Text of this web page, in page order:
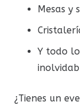
Mesas y
Y todo
¿Tienes un